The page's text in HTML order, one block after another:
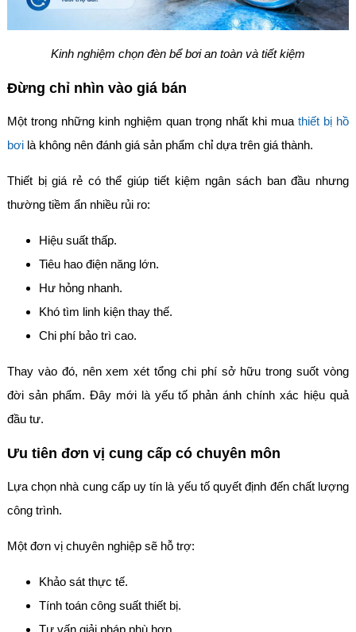
Kinh nghiệm chọn đèn bể bơi an toàn và tiết kiệm
Đừng chỉ nhìn vào giá bán
Một trong những kinh nghiệm quan trọng nhất khi muathiết bị hồ
bơilà không nên đánh giá sản phẩm chỉ dựa trên giá thành.
Thiết bị giá rẻ có thể giúp tiết kiệm ngân sách ban đầu nhưng
thường tiềm ẩn nhiều rủi ro:
Hiệu suất thấp.
Tiêu hao điện năng lớn.
Hư hỏng nhanh.
Khó tìm linh kiện thay thế.
Chi phí bảo trì cao.
Thay vào đó, nên xem xét tổng chi phí sở hữu trong suốt vòng
đời sản phẩm. Đây mới là yếu tố phản ánh chính xác hiệu quả
đầu tư.
Ưu tiên đơn vị cung cấp có chuyên môn
Lựa chọn nhà cung cấp uy tín là yếu tố quyết định đến chất lượng
công trình.
Một đơn vị chuyên nghiệp sẽ hỗ trợ:
Khảo sát thực tế.
Tính toán công suất thiết bị.